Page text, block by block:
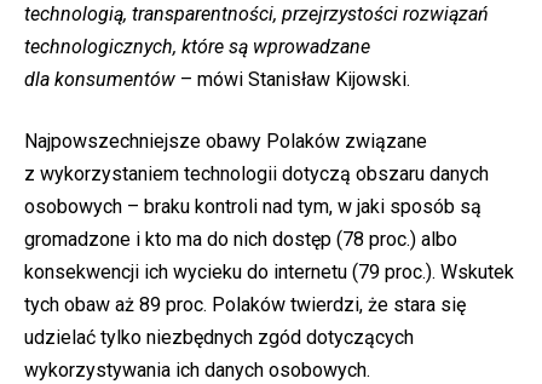
technologią, transparentności, przejrzystości rozwiązań
technologicznych, które są wprowadzane
dla konsumentów – mówi Stanisław Kijowski.
Najpowszechniejsze obawy Polaków związane
z wykorzystaniem technologii dotyczą obszaru danych
osobowych – braku kontroli nad tym, w jaki sposób są
gromadzone i kto ma do nich dostęp (78 proc.) albo
konsekwencji ich wycieku do internetu (79 proc.). Wskutek
tych obaw aż 89 proc. Polaków twierdzi, że stara się
udzielać tylko niezbędnych zgód dotyczących
wykorzystywania ich danych osobowych.